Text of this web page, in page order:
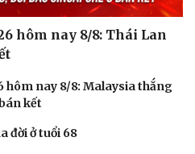
hôm nay 8/8: Thái Lan
hôm nay 8/8: Malaysia thắng
kết
đời ở tuổi 68